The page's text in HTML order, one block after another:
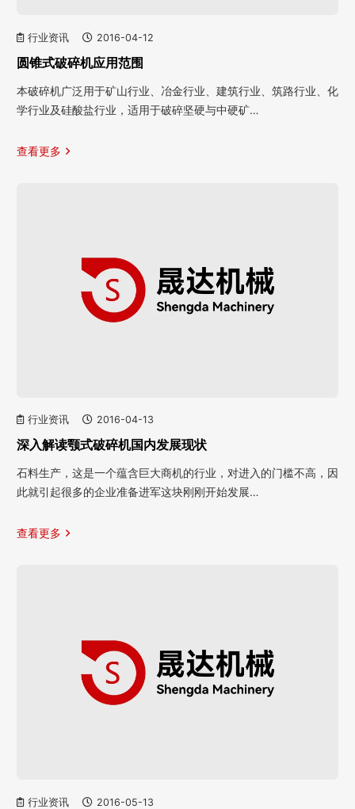
行业资讯 2016-04-12
圆锥式破碎机应用范围
本破碎机广泛用于矿山行业、冶金行业、建筑行业、筑路行业、化
学行业及硅酸盐行业，适用于破碎坚硬与中硬矿…
查看更多
行业资讯 2016-04-13
深入解读颚式破碎机国内发展现状
石料生产，这是一个蕴含巨大商机的行业，对进入的门槛不高，因
此就引起很多的企业准备进军这块刚刚开始发展…
查看更多
行业资讯 2016-05-13